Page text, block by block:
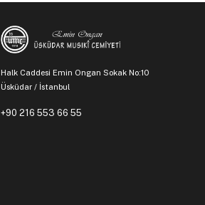
Halk Caddesi Emin Ongan Sokak No:10
Üsküdar / İstanbul
+90 216 553 66 55